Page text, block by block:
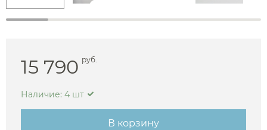
15 790 руб.
Наличие: 4 шт
В корзину